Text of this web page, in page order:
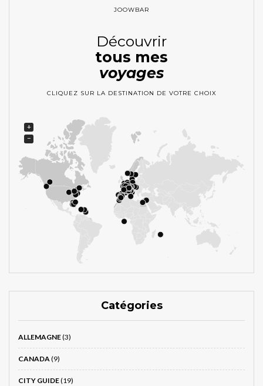
JOOWBAR
Découvrir
tous mes
voyages
CLIQUEZ SUR LA DESTINATION DE VOTRE CHOIX
+
−
Catégories
ALLEMAGNE(3)
CANADA(9)
CITY GUIDE(19)